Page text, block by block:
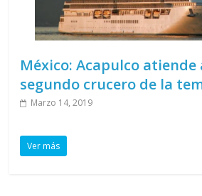
México: Acapulco atiende
segundo crucero de la
Marzo 14, 2019
Ver más